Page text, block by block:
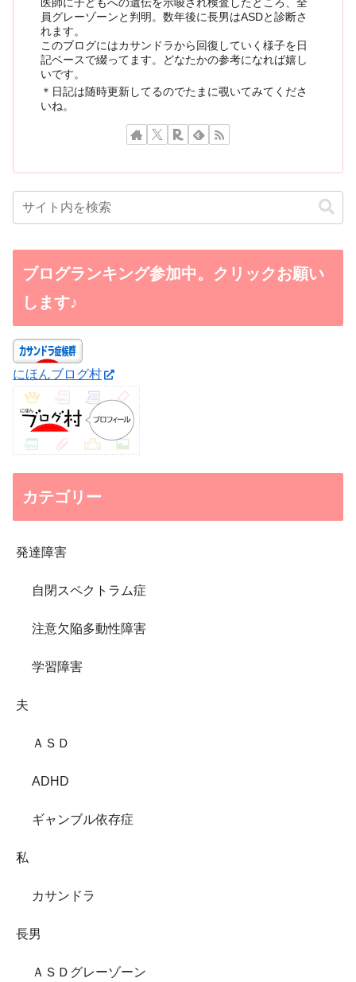
員グレーゾーンと判明。数年後に長男はASDと診断さ
れます。
このブログにはカサンドラから回復していく様子を日
記ベースで綴ってます。どなたかの参考になれば嬉し
いです。
＊日記は随時更新してるのでたまに覗いてみてくださ
いね。
ブログランキング参加中。クリックお願い
します♪
にほんブログ村
カテゴリー
発達障害
自閉スペクトラム症
注意欠陥多動性障害
学習障害
夫
ＡＳＤ
ADHD
ギャンブル依存症
私
カサンドラ
長男
ＡＳＤグレーゾーン